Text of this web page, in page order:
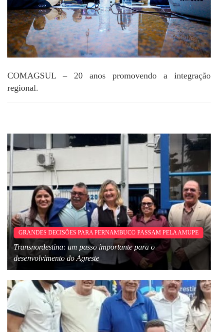
COMAGSUL – 20 anos promovendo a integração
regional.
GRANDES DECISÕES PARA PERNAMBUCO PASSAM PELA AMUPE
Transnordestina: um passo importante para o
desenvolvimento do Agreste